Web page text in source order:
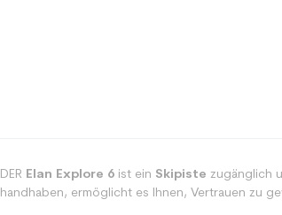
DER Elan Explore 6ist ein Skipiste zugänglich
handhaben, ermöglicht es Ihnen, Vertrauen zu